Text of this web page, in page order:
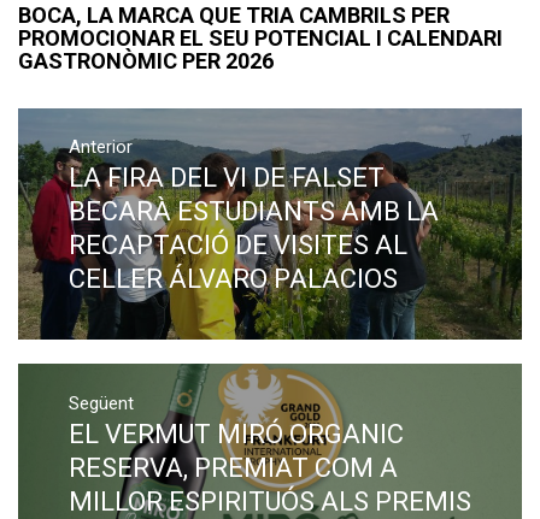
BOCA, LA MARCA QUE TRIA CAMBRILS PER
PROMOCIONAR EL SEU POTENCIAL I CALENDARI
GASTRONÒMIC PER 2026
d'entrades
Anterior
Previous
post:
LA FIRA DEL VI DE FALSET
BECARÀ ESTUDIANTS AMB LA
RECAPTACIÓ DE VISITES AL
CELLER ÁLVARO PALACIOS
Següent
Next
post:
EL VERMUT MIRÓ ORGANIC
RESERVA, PREMIAT COM A
MILLOR ESPIRITUÓS ALS PREMIS